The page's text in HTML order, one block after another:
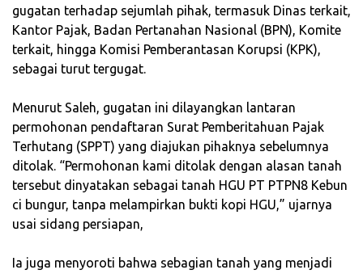
gugatan terhadap sejumlah pihak, termasuk Dinas terkait,
Kantor Pajak, Badan Pertanahan Nasional (BPN), Komite
terkait, hingga Komisi Pemberantasan Korupsi (KPK),
sebagai turut tergugat.
‎Menurut Saleh, gugatan ini dilayangkan lantaran
permohonan pendaftaran Surat Pemberitahuan Pajak
Terhutang (SPPT) yang diajukan pihaknya sebelumnya
ditolak. “Permohonan kami ditolak dengan alasan tanah
tersebut dinyatakan sebagai tanah HGU PT PTPN8 Kebun
ci bungur, tanpa melampirkan bukti kopi HGU,” ujarnya
usai sidang persiapan,
‎Ia juga menyoroti bahwa sebagian tanah yang menjadi